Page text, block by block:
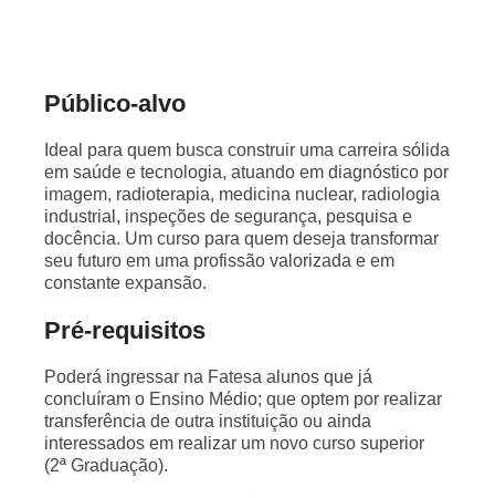
Público-alvo
Ideal para quem busca construir uma carreira sólida
em saúde e tecnologia, atuando em diagnóstico por
imagem, radioterapia, medicina nuclear, radiologia
industrial, inspeções de segurança, pesquisa e
docência. Um curso para quem deseja transformar
seu futuro em uma profissão valorizada e em
constante expansão.
Pré-requisitos
Poderá ingressar na Fatesa alunos que já
concluíram o Ensino Médio; que optem por realizar
transferência de outra instituição ou ainda
interessados em realizar um novo curso superior
(2ª Graduação).